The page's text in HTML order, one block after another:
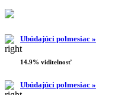
Ubúdajúci polmesiac »
14.9% viditelnosť
Ubúdajúci polmesiac »